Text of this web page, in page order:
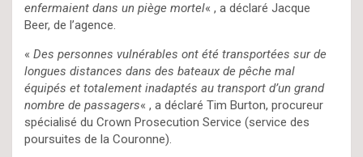
enfermaient dans un piège mortel« , a déclaré Jacque
Beer, de l’agence.
« Des personnes vulnérables ont été transportées sur de
longues distances dans des bateaux de pêche mal
équipés et totalement inadaptés au transport d’un grand
nombre de passagers« , a déclaré Tim Burton, procureur
spécialisé du Crown Prosecution Service (service des
poursuites de la Couronne).